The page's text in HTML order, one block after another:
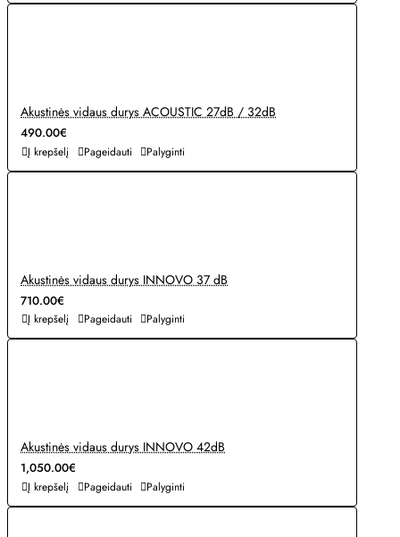
Akustinės vidaus durys ACOUSTIC 27dB / 32dB
490.00€
Į krepšelį Pageidauti Palyginti
Akustinės vidaus durys INNOVO 37 dB
710.00€
Į krepšelį Pageidauti Palyginti
Akustinės vidaus durys INNOVO 42dB
1,050.00€
Į krepšelį Pageidauti Palyginti